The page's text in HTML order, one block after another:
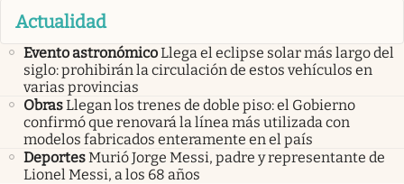
Actualidad
Evento astronómicoLlega el eclipse solar más largo del
siglo: prohibirán la circulación de estos vehículos en
varias provincias
ObrasLlegan los trenes de doble piso: el Gobierno
confirmó que renovará la línea más utilizada con
modelos fabricados enteramente en el país
DeportesMurió Jorge Messi, padre y representante de
Lionel Messi, a los 68 años